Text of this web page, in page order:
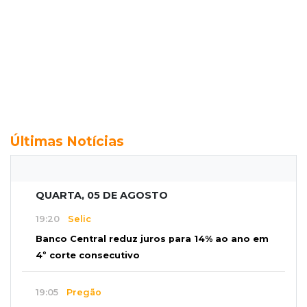
Últimas Notícias
QUARTA, 05 DE AGOSTO
19:20 Selic
Banco Central reduz juros para 14% ao ano em
4º corte consecutivo
19:05 Pregão